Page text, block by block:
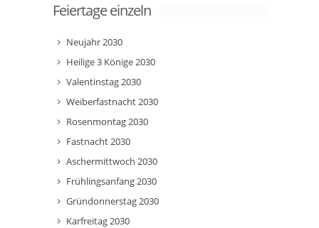
Feiertage einzeln
Neujahr 2030
Heilige 3 Könige 2030
Valentinstag 2030
Weiberfastnacht 2030
Rosenmontag 2030
Fastnacht 2030
Aschermittwoch 2030
Frühlingsanfang 2030
Gründonnerstag 2030
Karfreitag 2030